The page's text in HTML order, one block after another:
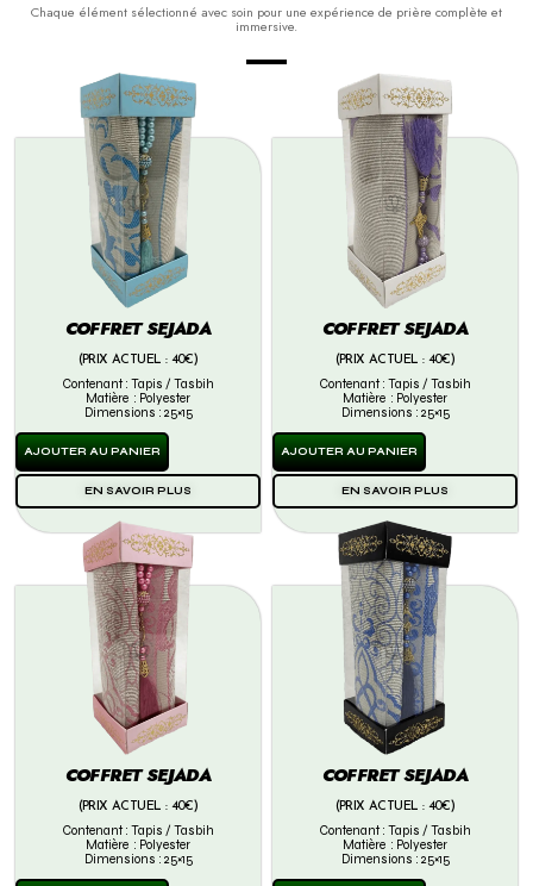
Chaque élément sélectionné avec soin pour une expérience de prière complète et
immersive.
COFFRET SEJADA
(PRIX ACTUEL : 40€)
Contenant : Tapis / Tasbih
Matière : Polyester
Dimensions : 25×15
AJOUTER AU PANIER
EN SAVOIR PLUS
COFFRET SEJADA
(PRIX ACTUEL : 40€)
Contenant : Tapis / Tasbih
Matière : Polyester
Dimensions : 25×15
AJOUTER AU PANIER
EN SAVOIR PLUS
COFFRET SEJADA
(PRIX ACTUEL : 40€)
Contenant : Tapis / Tasbih
Matière : Polyester
Dimensions : 25×15
COFFRET SEJADA
(PRIX ACTUEL : 40€)
Contenant : Tapis / Tasbih
Matière : Polyester
Dimensions : 25×15